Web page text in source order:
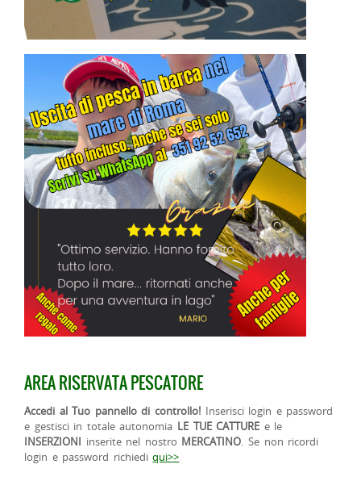
AREA RISERVATA PESCATORE
Accedi al Tuo pannello di controllo! Inserisci login e password
e gestisci in totale autonomia LE TUE CATTURE e le
INSERZIONI inserite nel nostro MERCATINO. Se non ricordi
login e password richiediqui>>